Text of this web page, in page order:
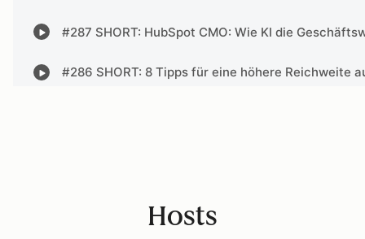
Hosts